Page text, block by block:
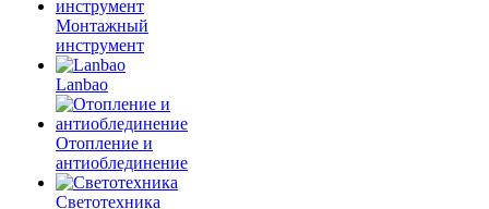
Монтажный
инструмент
Lanbao
Отопление и
антиоблединение
Светотехника